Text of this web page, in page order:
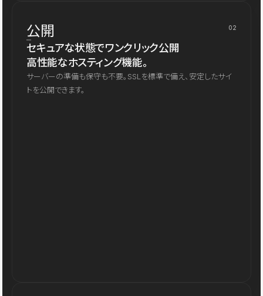
公開 02
セキュアな状態でワンクリック公開
高性能なホスティング機能。
サーバーの準備も保守も不要。SSLを標準で備え、安定したサイ
トを公開できます。